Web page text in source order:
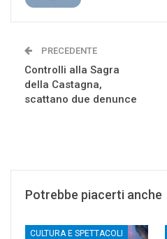
PRECEDENTE
Controlli alla Sagra
della Castagna,
scattano due denunce
Potrebbe piacerti anche
CULTURA E SPETTACOLI